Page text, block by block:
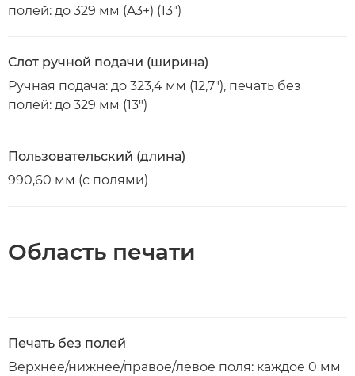
полей: до 329 мм (A3+) (13")
Слот ручной подачи (ширина)
Ручная подача: до 323,4 мм (12,7"), печать без
полей: до 329 мм (13")
Пользовательский (длина)
990,60 мм (с полями)
Область печати
Печать без полей
Верхнее/нижнее/правое/левое поля: каждое 0 мм